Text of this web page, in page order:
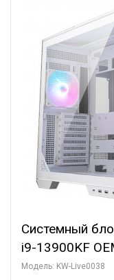
Системный
i9-13900KF
7, C24 16EC/
Модель: KW-Live0038